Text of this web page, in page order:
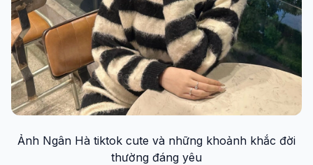
Ảnh Ngân Hà tiktok cute và những khoảnh khắc đời
thường đáng yêu